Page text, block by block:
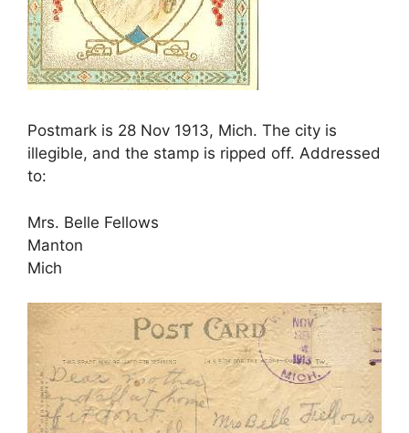
Postmark is 28 Nov 1913, Mich. The city is
illegible, and the stamp is ripped off. Addressed
to:
Mrs. Belle Fellows
Manton
Mich